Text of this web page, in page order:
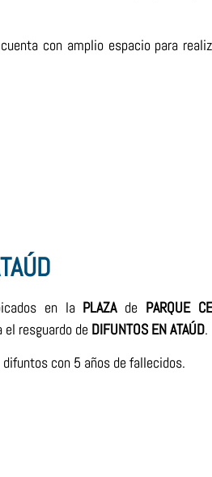
con amplio espacio para
en la PLAZAde PARQUE
el resguardo de DIFUNTOS ENATAÚD.
con 5 años de fallecidos.